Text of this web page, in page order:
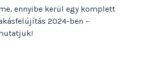
ennyibe kerül egy komplett
2024-ben –